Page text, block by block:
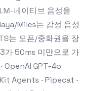
네이티브 음성을
Miles는 감정 음성
는 오픈/중화권을 장
가 50ms 미만으로 가
OpenAI GPT-4o
Agents · Pipecat ·